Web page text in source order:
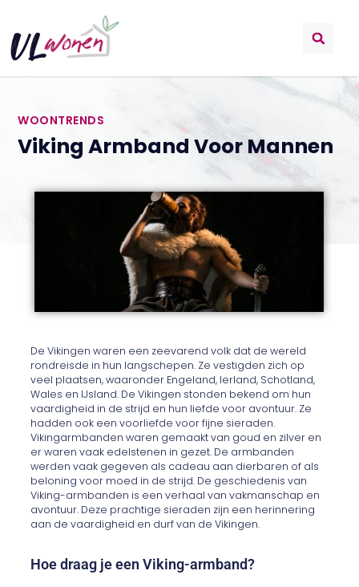
WOONTRENDS
Viking Armband Voor Mannen
De Vikingen waren een zeevarend volk dat de wereld
rondreisde in hun langschepen. Ze vestigden zich op
veel plaatsen, waaronder Engeland, Ierland, Schotland,
Wales en IJsland. De Vikingen stonden bekend om hun
vaardigheid in de strijd en hun liefde voor avontuur. Ze
hadden ook een voorliefde voor fijne sieraden.
Vikingarmbanden waren gemaakt van goud en zilver en
er waren vaak edelstenen in gezet. De armbanden
werden vaak gegeven als cadeau aan dierbaren of als
beloning voor moed in de strijd. De geschiedenis van
Viking-armbanden is een verhaal van vakmanschap en
avontuur. Deze prachtige sieraden zijn een herinnering
aan de vaardigheid en durf van de Vikingen.
Hoe draag je een Viking-armband?